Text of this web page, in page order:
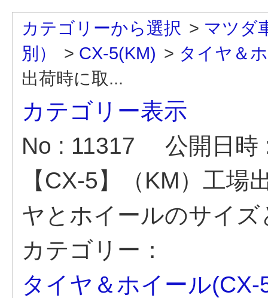
カテゴリーから選択 > マツダ
別）
> CX-5(KM) > タイヤ＆
出荷時に取...
カテゴリー表示
No : 11317
公開日時
【CX-5】（KM）工
ヤとホイールのサイ
カテゴリー：
タイヤ＆ホイール(CX-